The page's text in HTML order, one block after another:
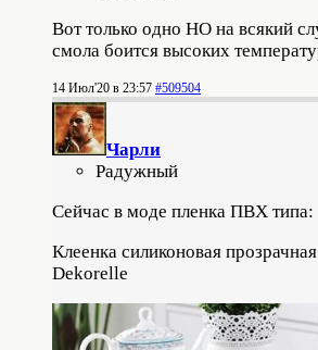
Вот только одно НО на всякий
смола боится высоких
14 Июл'20 в 23:57 #509504
Чарли
Радужный
Сейчас в моде пленка ПВХ типа:
Клеенка силиконовая
Dekorelle